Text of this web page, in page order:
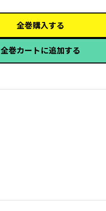
全巻購入する
全巻カートに追加する